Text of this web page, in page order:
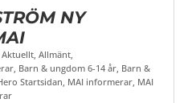
NY
Aktuellt,Allmänt,
, Barn & ungdom 6-14 år, Barn &
Startsidan, MAI informerar, MAI